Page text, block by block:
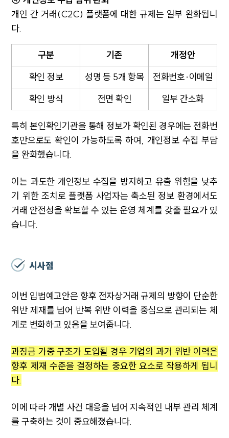
SERVICES
개인 간 거래(C2C) 플랫폼에 대한 규제는 일부 완화됩니
다.
구분 기존
개정안
확인 정보
성명 등 5개 항목
전화번호·이메일
확인 방식
전면 확인 일부 간소화
특히 본인확인기관을 통해 정보가 확인된 경우에는 전화번
호만으로도 확인이 가능하도록 하여, 개인정보 수집 부담
을 완화했습니다.
이는 과도한 개인정보 수집을 방지하고 유출 위험을 낮추
기 위한 조치로 플랫폼 사업자는 축소된 정보 환경에서도
거래 안전성을 확보할 수 있는 운영 체계를 갖출 필요가 있
습니다.
시사점
이번 입법예고안은 향후 전자상거래 규제의 방향이 단순한
위반 제재를 넘어 반복 위반 이력을 중심으로 관리되는 체
계로 변화하고 있음을 보여줍니다.
과징금 가중 구조가 도입될 경우 기업의 과거 위반 이력은
향후 제재 수준을 결정하는 중요한 요소로 작용하게 됩니
다.
이에 따라 개별 사건 대응을 넘어 지속적인 내부 관리 체계
를 구축하는 것이 중요해졌습니다.